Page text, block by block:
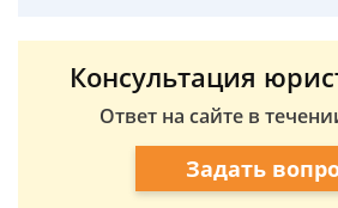
Консультация
Ответ на сайте в
Задать